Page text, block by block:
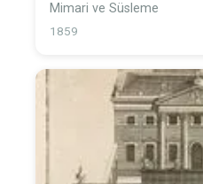
Mimari ve Süsleme
1859